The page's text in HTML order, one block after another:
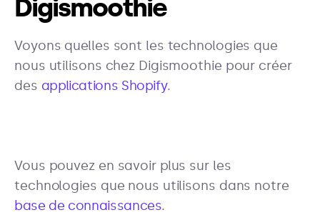
Digismoothie
Voyons quelles sont les technologies que
nous utilisons chez Digismoothie pour créer
des applications Shopify.
Vous pouvez en savoir plus sur les
technologies que nous utilisons dans notre
base de connaissances.